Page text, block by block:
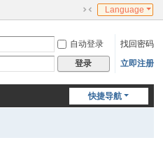
切
到
窄
版
Language
自动登录
找回密码
登录 立即注册
快捷导航